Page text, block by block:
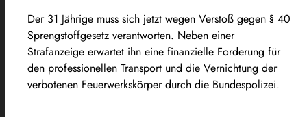
Der 31 Jährige muss sich jetzt wegen Verstoß gegen § 40
Sprengstoffgesetz verantworten. Neben einer
Strafanzeige erwartet ihn eine finanzielle Forderung für
den professionellen Transport und die Vernichtung der
verbotenen Feuerwerkskörper durch die Bundespolizei.